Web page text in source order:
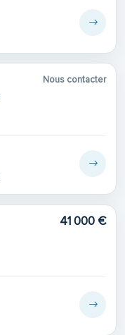
Nous contacter
41 000 €